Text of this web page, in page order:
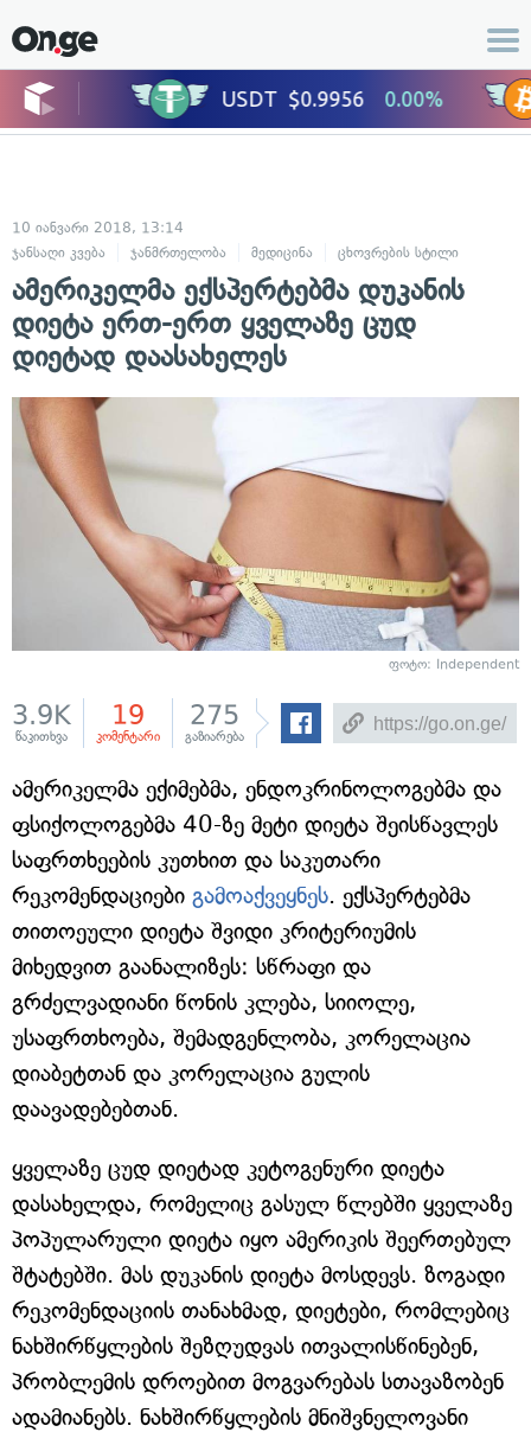
10 იანვარი 2018, 13:14
ჯანსაღი კვება
ჯანმრთელობა მედიცინა ცხოვრების სტილი
ამერიკელმა ექსპერტებმა დუკანის
დიეტა ერთ-ერთ ყველაზე ცუდ
დიეტად დაასახელეს
ფოტო: Independent
3.9K
წაკითხვა
19
კომენტარი
275
გაზიარება
ამერიკელმა ექიმებმა, ენდოკრინოლოგებმა და
ფსიქოლოგებმა 40-ზე მეტი დიეტა შეისწავლეს
საფრთხეების კუთხით და საკუთარი
რეკომენდაციები გამოაქვეყნეს. ექსპერტებმა
თითოეული დიეტა შვიდი კრიტერიუმის
მიხედვით გაანალიზეს: სწრაფი და
გრძელვადიანი წონის კლება, სიიოლე,
უსაფრთხოება, შემადგენლობა, კორელაცია
დიაბეტთან და კორელაცია გულის
დაავადებებთან.
ყველაზე ცუდ დიეტად კეტოგენური დიეტა
დასახელდა, რომელიც გასულ წლებში ყველაზე
პოპულარული დიეტა იყო ამერიკის შეერთებულ
შტატებში. მას დუკანის დიეტა მოსდევს. ზოგადი
რეკომენდაციის თანახმად, დიეტები, რომლებიც
ნახშირწყლების შეზღუდვას ითვალისწინებენ,
პრობლემის დროებით მოგვარებას სთავაზობენ
ადამიანებს. ნახშირწყლების მნიშვნელოვანი